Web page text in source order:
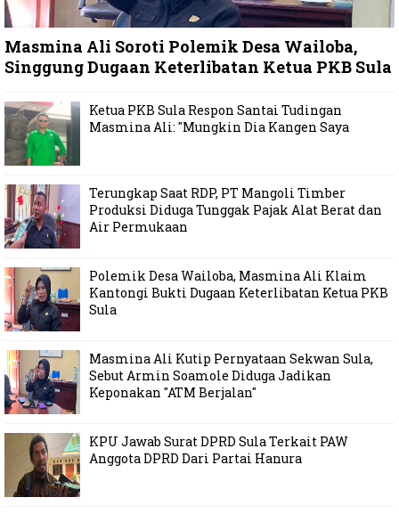
Masmina Ali Soroti Polemik Desa Wailoba,
Singgung Dugaan Keterlibatan Ketua PKB Sula
Ketua PKB Sula Respon Santai Tudingan
Masmina Ali: "Mungkin Dia Kangen Saya
Terungkap Saat RDP, PT Mangoli Timber
Produksi Diduga Tunggak Pajak Alat Berat dan
Air Permukaan
Polemik Desa Wailoba, Masmina Ali Klaim
Kantongi Bukti Dugaan Keterlibatan Ketua PKB
Sula
Masmina Ali Kutip Pernyataan Sekwan Sula,
Sebut Armin Soamole Diduga Jadikan
Keponakan "ATM Berjalan"
KPU Jawab Surat DPRD Sula Terkait PAW
Anggota DPRD Dari Partai Hanura